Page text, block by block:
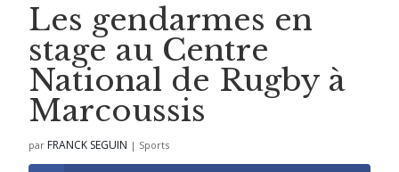
Les gendarmes en
stage au Centre
National de Rugby à
Marcoussis
par FRANCK SEGUIN | Sports